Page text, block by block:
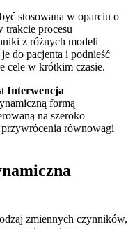
stosowana w oparciu o
trakcie procesu
z różnych modeli
do pacjenta i podnieść
cele w krótkim czasie.
Interwencja
formą
na szeroko
równowagi
zmiennych czynników,